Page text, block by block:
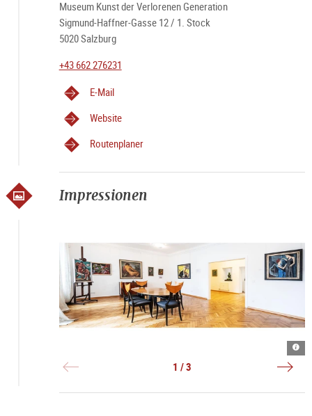
Museum Kunst der Verlorenen Generation
Sigmund-Haffner-Gasse 12 / 1. Stock
5020 Salzburg
+43 662 276231
E-Mail
Website
Routenplaner
Impressionen
©
1 / 3